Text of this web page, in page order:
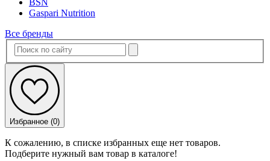
Gaspari Nutrition
Все бренды
Избранное (0)
К сожалению, в списке избранных еще нет товаров.
Подберите нужный вам товар в каталоге!